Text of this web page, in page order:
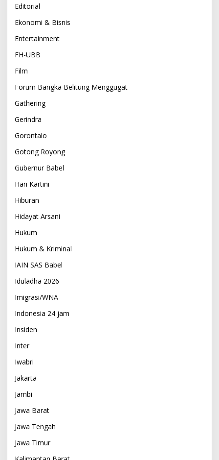
Editorial
Ekonomi & Bisnis
Entertainment
FH-UBB
Film
Forum Bangka Belitung Menggugat
Gathering
Gerindra
Gorontalo
Gotong Royong
Gubernur Babel
Hari Kartini
Hiburan
Hidayat Arsani
Hukum
Hukum & Kriminal
IAIN SAS Babel
Iduladha 2026
Imigrasi/WNA
Indonesia 24 jam
Insiden
Inter
Iwabri
Jakarta
Jambi
Jawa Barat
Jawa Tengah
Jawa Timur